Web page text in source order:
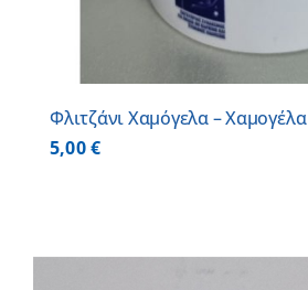
Φλιτζάνι Χαμόγελα – Χαμογέλα
5,00€